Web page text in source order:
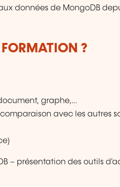
données de MongoDB
?
graphe,…
avec les autres
– présentation des outils